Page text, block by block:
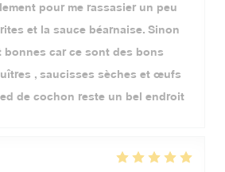
pour me rassasier un peu
et la sauce béarnaise. Sinon
bonnes car ce sont des bons
, saucisses sèches et œufs
de cochon reste un bel endroit